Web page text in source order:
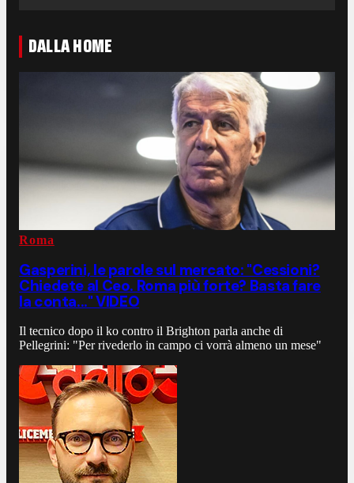
DALLA HOME
Roma
Gasperini, le parole sul mercato: "Cessioni?
Chiedete al Ceo. Roma più forte? Basta fare
la conta..." VIDEO
Il tecnico dopo il ko contro il Brighton parla anche di
Pellegrini: "Per rivederlo in campo ci vorrà almeno un mese"